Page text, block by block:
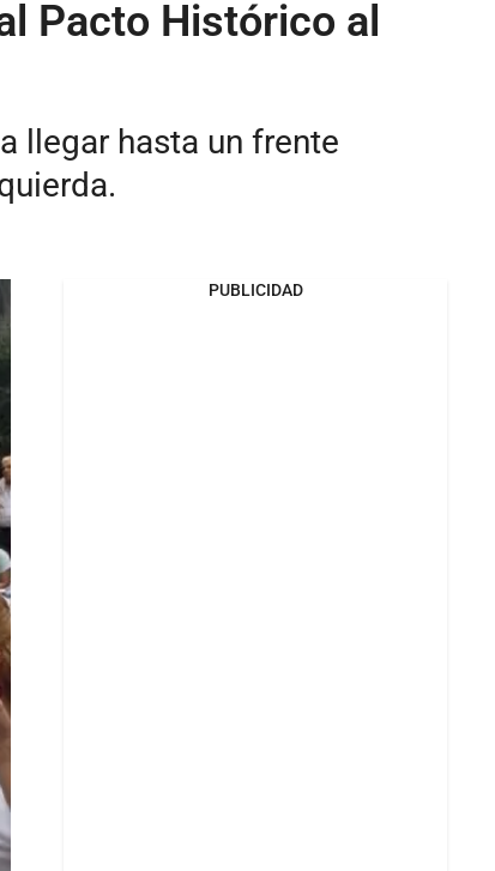
Pacto Histórico al
llegar hasta un frente
PUBLICIDAD